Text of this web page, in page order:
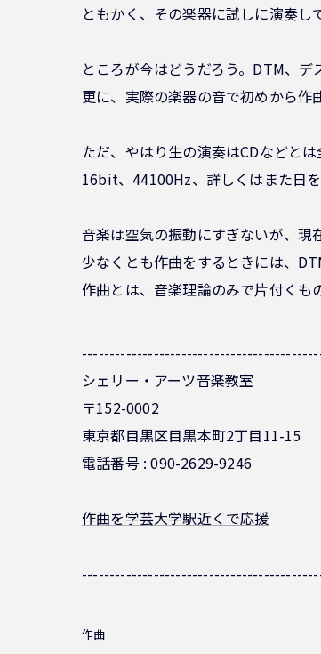
ともかく、その楽器に試しに演奏し
ところが今はどうだろう。DTM、
更に、実際の楽器の音で初めから作
ただ、やはり生の演奏はCDなどと
16bit、44100Hz、詳しくはまた日
音楽は空気の振動にすぎないが、現
少なくとも作曲をするときには、
作曲とは、音楽理論のみで片付くも
シェリー・アーツ音楽教室
〒152-0002
東京都目黒区目黒本町2丁目11-15
電話番号 : 090-2629-9246
作曲を学芸大学駅近くで応援
作曲